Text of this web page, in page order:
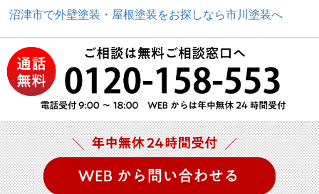
沼津市で外壁塗装・屋根塗装をお探しなら市川塗装へ